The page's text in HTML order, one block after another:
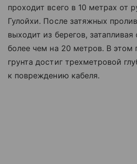
проходит всего в 10 метрах от
Гулойхи. После затяжных
выходит из берегов, затапливая
более чем на 20 метров. В этом
грунта достиг трехметровой
к повреждению кабеля.